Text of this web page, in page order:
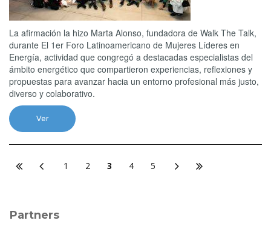
La afirmación la hizo Marta Alonso, fundadora de Walk The Talk,
durante El 1er Foro Latinoamericano de Mujeres Líderes en
Energía, actividad que congregó a destacadas especialistas del
ámbito energético que compartieron experiencias, reflexiones y
propuestas para avanzar hacia un entorno profesional más justo,
diverso y colaborativo.
Ver
1 2 3 4 5
Partners